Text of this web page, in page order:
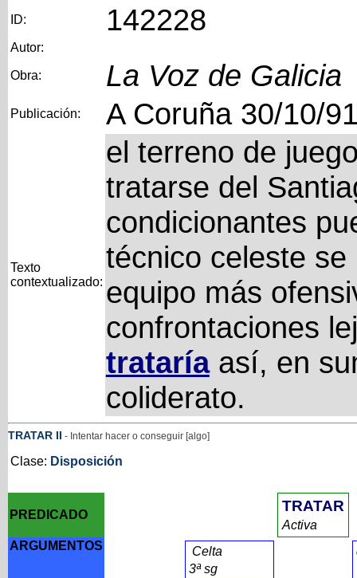
ID: 142228
Autor:
Obra: La Voz de Galicia
Publicación: A Coruña 30/10/
Texto
contextualizado:
el terreno de
tratarse del
condicionantes
técnico celeste
equipo más
confrontaciones
trataríaasí, en
coliderato.
TRATAR II - Intentar hacer o conseguir [algo]
Clase: Disposición
PREDICADO
TRATAR
Activa
ARGUMENTOS
Celta
3ª sg